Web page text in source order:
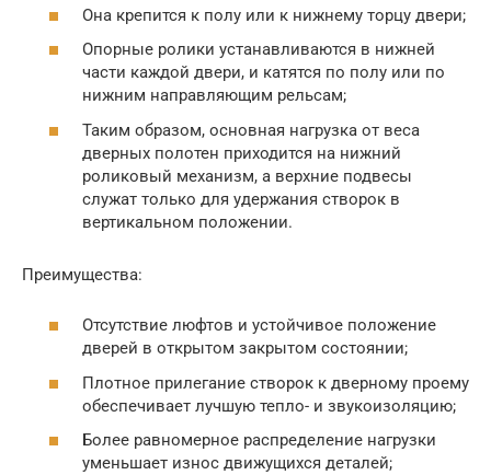
Она крепится к полу или к нижнему торцу двери;
Опорные ролики устанавливаются в нижней
части каждой двери, и катятся по полу или по
нижним направляющим рельсам;
Таким образом, основная нагрузка от веса
дверных полотен приходится на нижний
роликовый механизм, а верхние подвесы
служат только для удержания створок в
вертикальном положении.
Преимущества:
Отсутствие люфтов и устойчивое положение
дверей в открытом закрытом состоянии;
Плотное прилегание створок к дверному проему
обеспечивает лучшую тепло- и звукоизоляцию;
Более равномерное распределение нагрузки
уменьшает износ движущихся деталей;